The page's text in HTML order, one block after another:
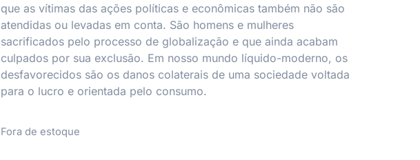
que as vítimas das ações políticas e econômicas também não são
atendidas ou levadas em conta. São homens e mulheres
sacrificados pelo processo de globalização e que ainda acabam
culpados por sua exclusão. Em nosso mundo líquido-moderno, os
desfavorecidos são os danos colaterais de uma sociedade voltada
para o lucro e orientada pelo consumo.
Fora de estoque